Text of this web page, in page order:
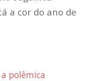
a cor do ano de
polêmica